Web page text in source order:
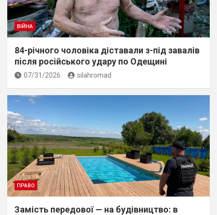
ВІЙНА
84-річного чоловіка діставали з-під завалів
пiсля росiйського удару по Одещині
07/31/2026 silahromad
ПРАВО
Замість передової — на будівництво: в